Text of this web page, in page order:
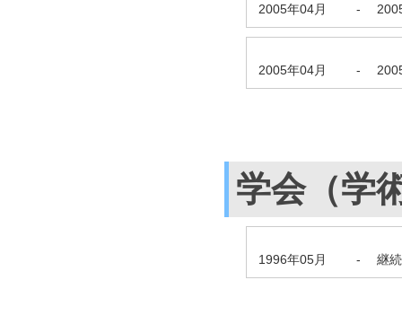
2005年04月 -
2005年04月 -
学会（学
1996年05月 - 継